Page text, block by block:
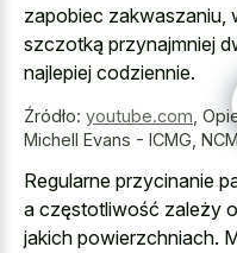
zapobiec zakwaszaniu,
szczotką przynajmniej
najlepiej codziennie.
Źródło: youtube.com
Michell Evans - ICMG,
Regularne przycinanie
a częstotliwość zależy
jakich powierzchniach.